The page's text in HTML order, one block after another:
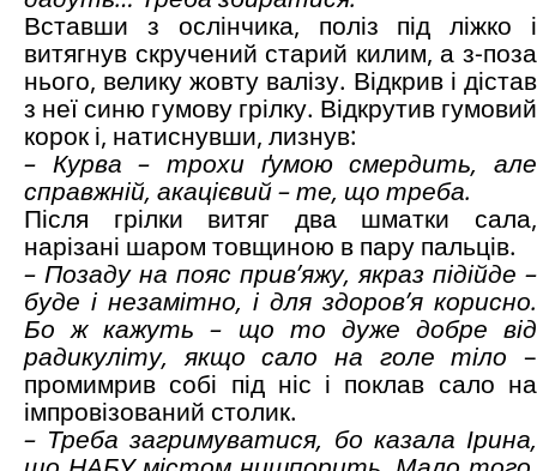
Вставши з ослінчика, поліз під ліжко і
витягнув скручений старий килим, а з-поза
нього, велику жовту валізу. Відкрив і дістав
з неї синю гумову грілку. Відкрутив гумовий
корок і, натиснувши, лизнув:
– Курва – трохи ґумою смердить, але
справжній, акацієвий – те, що треба.
Після грілки витяг два шматки сала,
нарізані шаром товщиною в пару пальців.
– Позаду на пояс прив’яжу, якраз підійде –
буде і незамітно, і для здоров’я корисно.
Бо ж кажуть – що то дуже добре від
радикуліту, якщо сало на голе тіло –
промимрив собі під ніс і поклав сало на
імпровізований столик.
– Треба загримуватися, бо казала Ірина,